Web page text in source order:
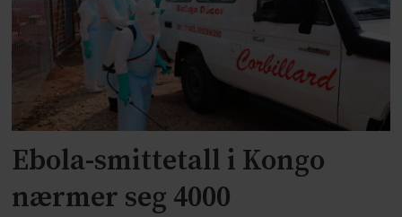
Ebola-smittetall i Kongo
nærmer seg 4000